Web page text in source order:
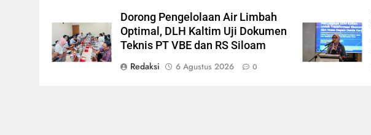
Dorong Pengelolaan Air Limbah
Optimal, DLH Kaltim Uji Dokumen
Teknis PT VBE dan RS Siloam
Redaksi
6 Agustus 2026 0